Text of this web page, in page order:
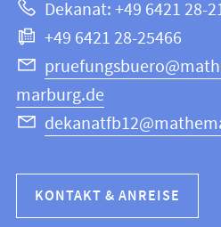
Informatik
Dekanat: +49 6421 28-
+49 6421 28-25466
marburg.de
KONTAKT & ANREISE